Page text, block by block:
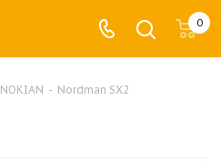
0
NOKIAN - Nordman SX2